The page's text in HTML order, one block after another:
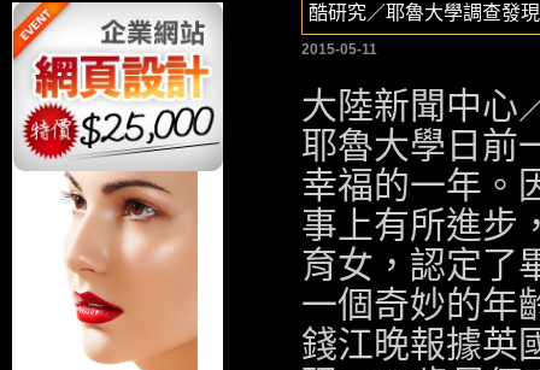
酷研究／耶魯大學調查發
2015-05-11
大陸新聞中心
耶魯大學日前
幸福的一年。
事上有所進步
育女，認定了
一個奇妙的年
錢江晚報據英